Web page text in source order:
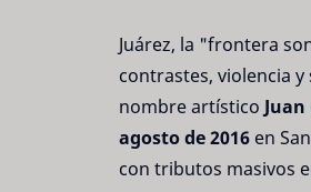
Juárez, la "frontera
contrastes, violencia
nombre artístico
agosto de 2016 en
con tributos masivos